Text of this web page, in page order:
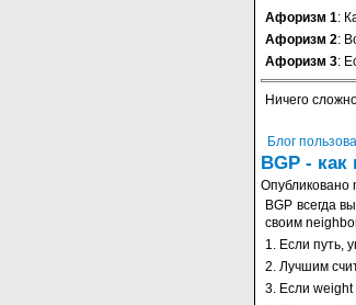
Афоризм 1:
Афоризм 2:
Афоризм 3:
Ничего
Блог
BGP -
Опубликовано
BGP всегда
своим
1. Если путь,
2. Лучшим
3. Если